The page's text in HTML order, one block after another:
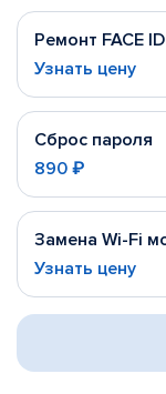
Ремонт FACE ID
Узнать цену
Сброс пароля
890 ₽
Замена Wi-Fi
Узнать цену